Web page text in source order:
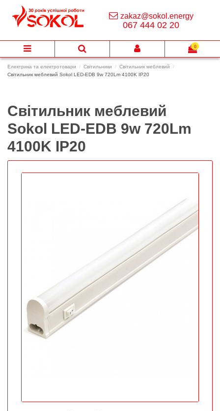
Електрика та електротовари Світильники
Світильник меблевий
Світильник меблевий Sokol LED-EDB 9w 720Lm 4100K IP20
Світильник меблевий
Sokol LED-EDB 9w 720Lm
4100K IP20
zakaz@sokol.energy
067 444 02 20
0